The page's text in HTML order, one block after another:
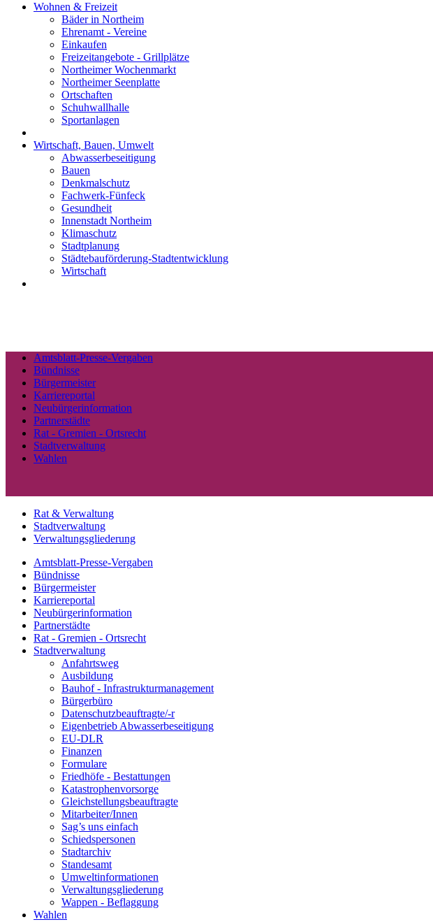
Wohnen & Freizeit
Bäder in Northeim
Ehrenamt - Vereine
Einkaufen
Freizeitangebote - Grillplätze
Northeimer Wochenmarkt
Northeimer Seenplatte
Ortschaften
Schuhwallhalle
Sportanlagen
Wirtschaft, Bauen, Umwelt
Abwasserbeseitigung
Bauen
Denkmalschutz
Fachwerk-Fünfeck
Gesundheit
Innenstadt Northeim
Klimaschutz
Stadtplanung
Städtebauförderung-Stadtentwicklung
Wirtschaft
Amtsblatt-Presse-Vergaben
Bündnisse
Bürgermeister
Karriereportal
Neubürgerinformation
Partnerstädte
Rat - Gremien - Ortsrecht
Stadtverwaltung
Wahlen
Rat & Verwaltung
Stadtverwaltung
Verwaltungsgliederung
Amtsblatt-Presse-Vergaben
Bündnisse
Bürgermeister
Karriereportal
Neubürgerinformation
Partnerstädte
Rat - Gremien - Ortsrecht
Stadtverwaltung
Anfahrtsweg
Ausbildung
Bauhof - Infrastrukturmanagement
Bürgerbüro
Datenschutzbeauftragte/-r
Eigenbetrieb Abwasserbeseitigung
EU-DLR
Finanzen
Formulare
Friedhöfe - Bestattungen
Katastrophenvorsorge
Gleichstellungsbeauftragte
Mitarbeiter/Innen
Sag’s uns einfach
Schiedspersonen
Stadtarchiv
Standesamt
Umweltinformationen
Verwaltungsgliederung
Wappen - Beflaggung
Wahlen